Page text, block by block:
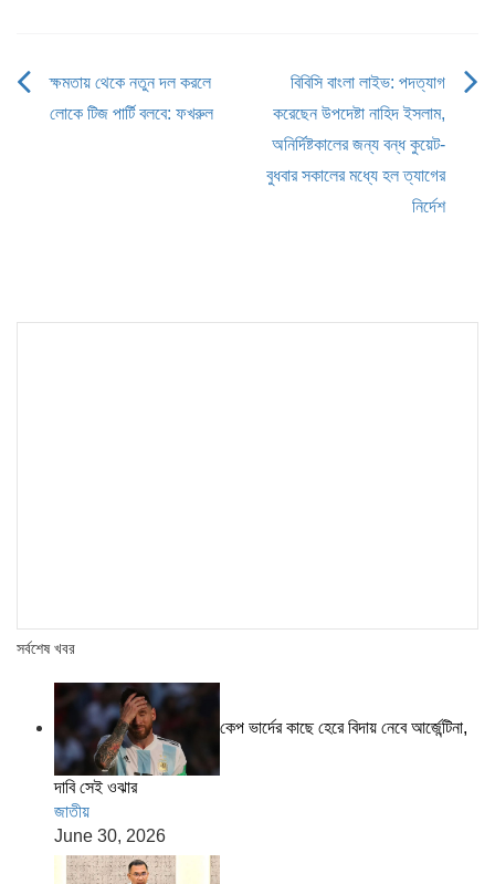
Post
ক্ষমতায় থেকে নতুন দল করলে
লোকে টিজ পার্টি বলবে: ফখরুল
বিবিসি বাংলা লাইভ: পদত্যাগ
করেছেন উপদেষ্টা নাহিদ ইসলাম,
অনির্দিষ্টকালের জন্য বন্ধ কুয়েট-
বুধবার সকালের মধ্যে হল ত্যাগের
নির্দেশ
সর্বশেষ খবর
কেপ ভার্দের কাছে হেরে বিদায় নেবে আর্জেন্টিনা,
দাবি সেই ওঝার
জাতীয়
June 30, 2026